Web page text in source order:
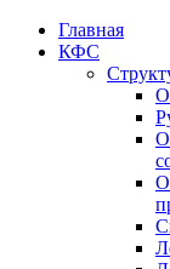
Главная
КФС
О